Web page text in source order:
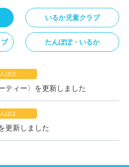
いるか児童クラブ
たんぽぽ・いるか
ぽぽ
ティー〉を更新しました
ぽぽ
更新しました